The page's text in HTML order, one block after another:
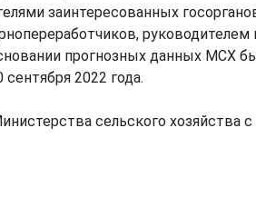
заинтересованных
руководителем
прогнозных данных МСХ
2022 года.
сельского хозяйства